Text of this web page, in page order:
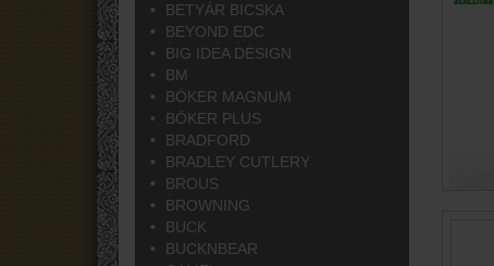
BETYÁR BICSKA
BEYOND EDC
BIG IDEA DESIGN
BM
BÖKER MAGNUM
BÖKER PLUS
BRADFORD
BRADLEY CUTLERY
BROUS
BROWNING
BUCK
BUCKNBEAR